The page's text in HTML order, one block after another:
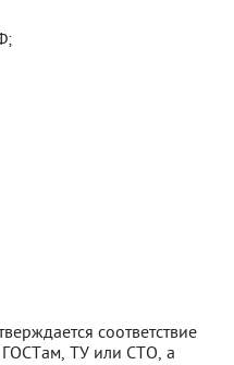
соответствие
ГОСТам, ТУ или СТО, а